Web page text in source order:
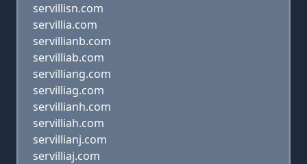
servillisn.com
servillia.com
servillianb.com
servilliab.com
servilliang.com
servilliag.com
servillianh.com
servilliah.com
servillianj.com
servilliaj.com